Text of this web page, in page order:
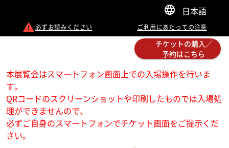
日本語
必ずお読みください ご利用にあたっての注意
チケットの購入／
予約はこちら
本展覧会はスマートフォン画面上での入場操作を行いま
す。
QRコードのスクリーンショットや印刷したものでは入場処
理ができませんので、
必ずご自身のスマートフォンでチケット画面をご提示くだ
さい。